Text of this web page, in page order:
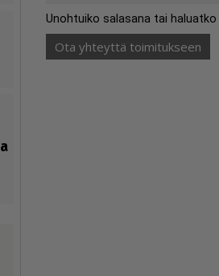
Unohtuiko salasana tai
Ota yhteyttä toimitukseen